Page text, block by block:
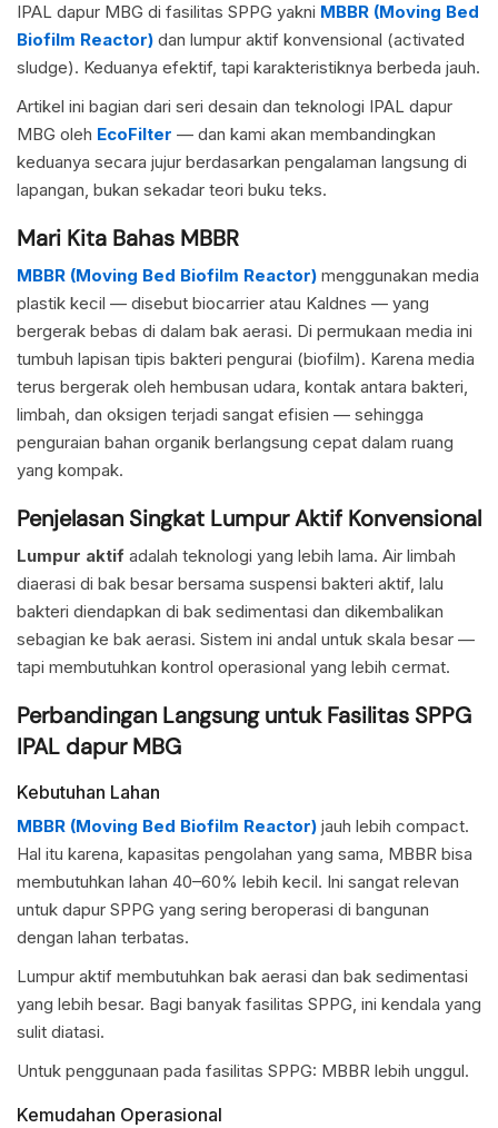
IPAL dapur MBG di fasilitas SPPG yakni MBBR (Moving Bed
Biofilm Reactor) dan lumpur aktif konvensional (activated
sludge). Keduanya efektif, tapi karakteristiknya berbeda jauh.
Artikel ini bagian dari seri desain dan teknologi IPAL dapur
MBG oleh EcoFilter — dan kami akan membandingkan
keduanya secara jujur berdasarkan pengalaman langsung di
lapangan, bukan sekadar teori buku teks.
Mari Kita Bahas MBBR
MBBR (Moving Bed Biofilm Reactor) menggunakan media
plastik kecil — disebut biocarrier atau Kaldnes — yang
bergerak bebas di dalam bak aerasi. Di permukaan media ini
tumbuh lapisan tipis bakteri pengurai (biofilm). Karena media
terus bergerak oleh hembusan udara, kontak antara bakteri,
limbah, dan oksigen terjadi sangat efisien — sehingga
penguraian bahan organik berlangsung cepat dalam ruang
yang kompak.
Penjelasan Singkat Lumpur Aktif Konvensional
Lumpur aktif adalah teknologi yang lebih lama. Air limbah
diaerasi di bak besar bersama suspensi bakteri aktif, lalu
bakteri diendapkan di bak sedimentasi dan dikembalikan
sebagian ke bak aerasi. Sistem ini andal untuk skala besar —
tapi membutuhkan kontrol operasional yang lebih cermat.
Perbandingan Langsung untuk Fasilitas SPPG
IPAL dapur MBG
Kebutuhan Lahan
MBBR (Moving Bed Biofilm Reactor) jauh lebih compact.
Hal itu karena, kapasitas pengolahan yang sama, MBBR bisa
membutuhkan lahan 40–60% lebih kecil. Ini sangat relevan
untuk dapur SPPG yang sering beroperasi di bangunan
dengan lahan terbatas.
Lumpur aktif membutuhkan bak aerasi dan bak sedimentasi
yang lebih besar. Bagi banyak fasilitas SPPG, ini kendala yang
sulit diatasi.
Untuk penggunaan pada fasilitas SPPG: MBBR lebih unggul.
Kemudahan Operasional